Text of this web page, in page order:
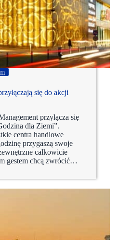
się do akcji
przyłącza się
dla Ziemi”.
centra handlowe
przygaszą swoje
całkowicie
gestem chcą zwrócić…